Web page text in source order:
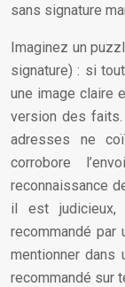
sans signature
Imaginez un
signature) : si
une image claire
version des
adresses ne
corrobore
reconnaissance
il est judicieux,
recommandé par
mentionner dans
recommandé sur